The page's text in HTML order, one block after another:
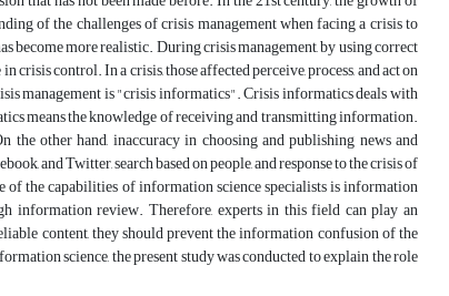
of the challenges of crisis management when facing a crisis to
become more realistic. During crisis management, by using correct
control. In a crisis, those affected perceive, process, and act on
management is "crisis informatics". Crisis informatics deals with
means the knowledge of receiving and transmitting information.
other hand, inaccuracy in choosing and publishing news and
and Twitter, search based on people, and response to the crisis of
the capabilities of information science specialists is information
review. Therefore, experts in this field can play an
content, they should prevent the information confusion of the
science, the present study was conducted to explain the role